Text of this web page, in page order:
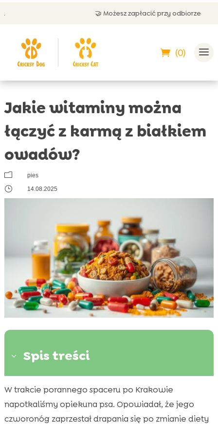
🤝 Możesz zapłacić przy odbiorze
(0)
Jakie witaminy można
łączyć z karmą z białkiem
owadów?
m pies
} 14.08.2025
3 Spis treści
 Dlaczego karma z białkiem owadów to dobry
wybór dla psów w Polsce
 jakie witaminy pasują do karmy z białkiem
W trakcie porannego spaceru po Krakowie
napotkaliśmy opiekuna psa. Opowiadał, że jego
czworonóg zaprzestał drapania się po zmianie diety